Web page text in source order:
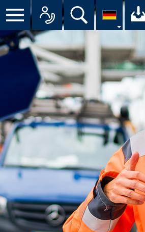
Menü Alle Suche